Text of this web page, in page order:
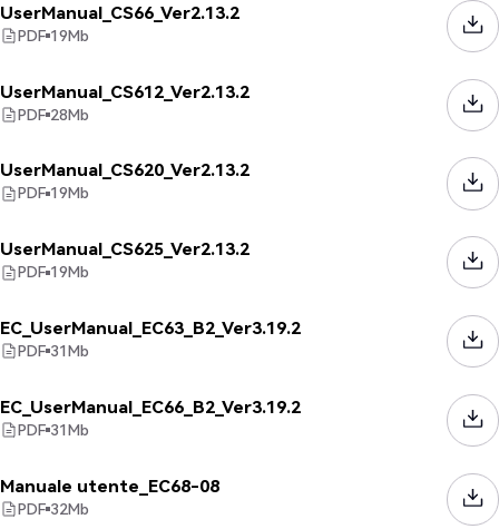
UserManual_CS66_Ver2.13.2
PDF 19Mb
UserManual_CS612_Ver2.13.2
PDF 28Mb
UserManual_CS620_Ver2.13.2
PDF 19Mb
UserManual_CS625_Ver2.13.2
PDF 19Mb
EC_UserManual_EC63_B2_Ver3.19.2
PDF 31Mb
EC_UserManual_EC66_B2_Ver3.19.2
PDF 31Mb
Manuale utente_EC68-08
PDF 32Mb